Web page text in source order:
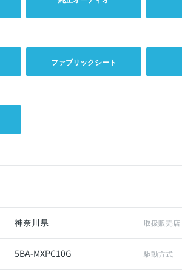
ファブリックシート
神奈川県 取扱販売店
5BA-MXPC10G 駆動方式